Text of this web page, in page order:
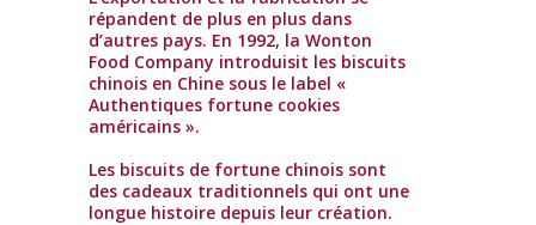
répandent de plus en plus dans
d’autres pays. En 1992, la Wonton
Food Company introduisit les biscuits
chinois en Chine sous le label «
Authentiques fortune cookies
américains ».
Les biscuits de fortune chinois sont
des cadeaux traditionnels qui ont une
longue histoire depuis leur création.